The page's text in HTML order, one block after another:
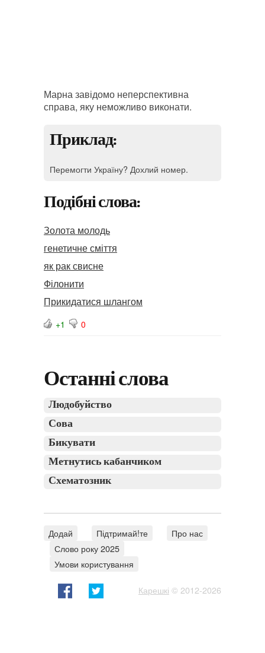
Марна завідомо неперспективна
справа, яку неможливо виконати.
Приклад:
Перемогти Україну? Дохлий номер.
Подібні слова:
Золота молодь
генетичне сміття
як рак свисне
Філонити
Прикидатися шлангом
+1 0
Останні слова
Людобуйство
Сова
Бикувати
Метнутись кабанчиком
Схематозник
Додай Підтримай!те
Про нас
Слово року 2025
Умови користування
Карешкі © 2012-2026